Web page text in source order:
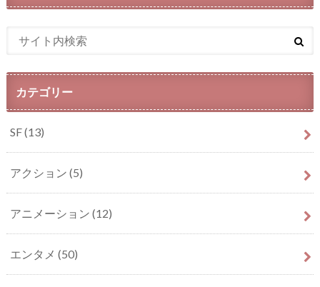
カテゴリー
SF(13)
アクション (5)
アニメーション (12)
エンタメ (50)